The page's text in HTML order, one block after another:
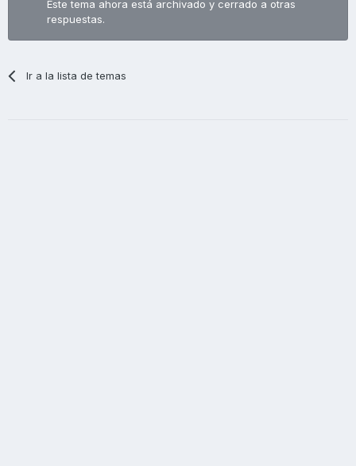
Este tema ahora está archivado y cerrado a otras
respuestas.
Ir a la lista de temas